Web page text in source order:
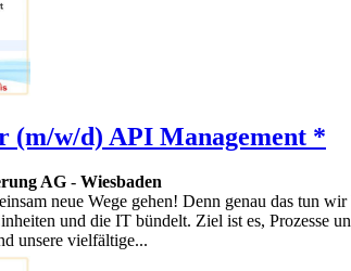
(m/w/d) API Management *
AG - Wiesbaden
neue Wege gehen! Denn genau das tun
und die IT bündelt. Ziel ist es, Prozesse
unsere vielfältige...